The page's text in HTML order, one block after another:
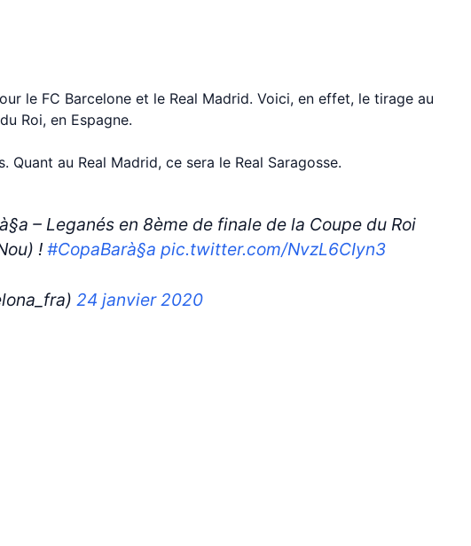
le FC Barcelone et le Real Madrid. Voici, en effet, le tirage au
Roi, en Espagne.
Quant au Real Madrid, ce sera le Real Saragosse.
– Leganés en 8ème de finale de la Coupe du Roi
! #CopaBarà§a pic.twitter.com/NvzL6CIyn3
24 janvier 2020